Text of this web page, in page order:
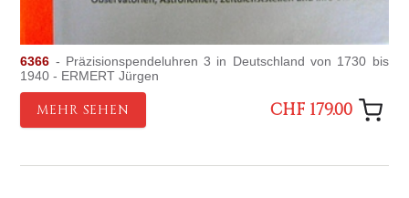
6366 - Präzisionspendeluhren 3 in Deutschland von 1730 bis
1940 - ERMERT Jürgen
MEHR SEHEN CHF 179.00